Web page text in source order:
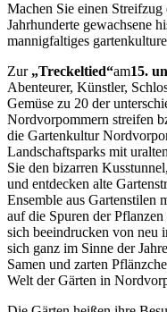
Machen Sie einen
Jahrhunderte gewachsene
mannigfaltiges
Zur „Treckeltied“am15.
Abenteurer, Künstler,
Gemüse zu 20 der
Nordvorpommern streifen
die Gartenkultur
Landschaftsparks mit
Sie den bizarren
und entdecken alte
Ensemble aus Gartenstilen
auf die Spuren der
sich beeindrucken von neu
sich ganz im Sinne der
Samen und zarten
Welt der Gärten in